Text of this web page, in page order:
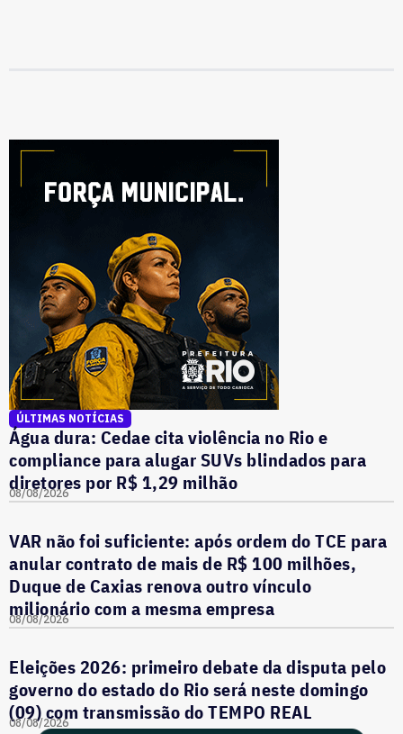
ÚLTIMAS NOTÍCIAS
Água dura: Cedae cita violência no Rio e
compliance para alugar SUVs blindados para
diretores por R$ 1,29 milhão
08/08/2026
VAR não foi suficiente: após ordem do TCE para
anular contrato de mais de R$ 100 milhões,
Duque de Caxias renova outro vínculo
milionário com a mesma empresa
08/08/2026
Eleições 2026: primeiro debate da disputa pelo
governo do estado do Rio será neste domingo
(09) com transmissão do TEMPO REAL
08/08/2026